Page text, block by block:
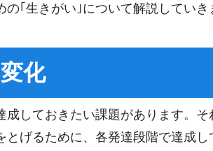
｢生きがい｣について解説していき
化
しておきたい課題があります。
げるために、各発達段階で達成し